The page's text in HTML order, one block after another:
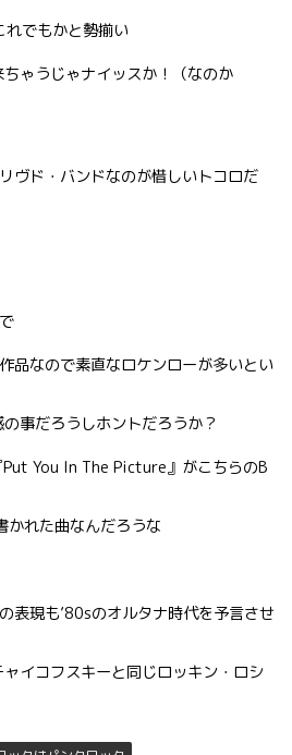
れでもかと勢揃い
ゃうじゃナイッスか！（なのか
ヴド・バンドなのが惜しいトコロだ
品なので素直なロケンローが多いとい
事だろうしホントだろうか？
You In The Picture』がこちらのB
れた曲なんだろうな
表現も’80sのオルタナ時代を予言させ
イコフスキーと同じロッキン・ロシ